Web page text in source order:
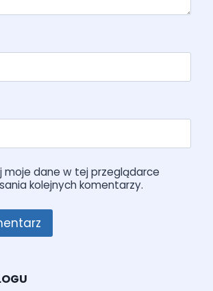
moje dane w tej przeglądarce
kolejnych komentarzy.